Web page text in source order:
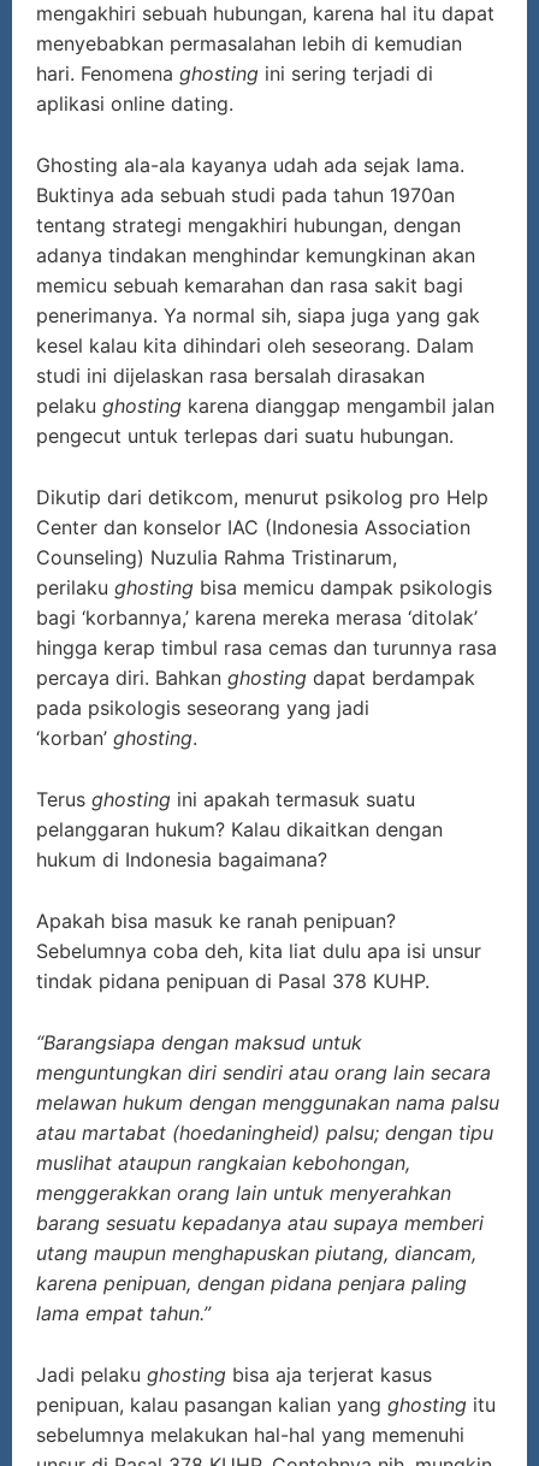
mengakhiri sebuah hubungan, karena hal itu dapat
menyebabkan permasalahan lebih di kemudian
hari. Fenomena ghosting ini sering terjadi di
aplikasi online dating.
Ghosting ala-ala kayanya udah ada sejak lama.
Buktinya ada sebuah studi pada tahun 1970an
tentang strategi mengakhiri hubungan, dengan
adanya tindakan menghindar kemungkinan akan
memicu sebuah kemarahan dan rasa sakit bagi
penerimanya. Ya normal sih, siapa juga yang gak
kesel kalau kita dihindari oleh seseorang. Dalam
studi ini dijelaskan rasa bersalah dirasakan
pelaku ghosting karena dianggap mengambil jalan
pengecut untuk terlepas dari suatu hubungan.
Dikutip dari detikcom, menurut psikolog pro Help
Center dan konselor IAC (Indonesia Association
Counseling) Nuzulia Rahma Tristinarum,
perilaku ghosting bisa memicu dampak psikologis
bagi ‘korbannya,’ karena mereka merasa ‘ditolak’
hingga kerap timbul rasa cemas dan turunnya rasa
percaya diri. Bahkan ghosting dapat berdampak
pada psikologis seseorang yang jadi
‘korban’ ghosting.
Terus ghosting ini apakah termasuk suatu
pelanggaran hukum? Kalau dikaitkan dengan
hukum di Indonesia bagaimana?
Apakah bisa masuk ke ranah penipuan?
Sebelumnya coba deh, kita liat dulu apa isi unsur
tindak pidana penipuan di Pasal 378 KUHP.
“Barangsiapa dengan maksud untuk
menguntungkan diri sendiri atau orang lain secara
melawan hukum dengan menggunakan nama palsu
atau martabat (hoedaningheid) palsu; dengan tipu
muslihat ataupun rangkaian kebohongan,
menggerakkan orang lain untuk menyerahkan
barang sesuatu kepadanya atau supaya memberi
utang maupun menghapuskan piutang, diancam,
karena penipuan, dengan pidana penjara paling
lama empat tahun.”
Jadi pelaku ghosting bisa aja terjerat kasus
penipuan, kalau pasangan kalian yang ghosting itu
sebelumnya melakukan hal-hal yang memenuhi